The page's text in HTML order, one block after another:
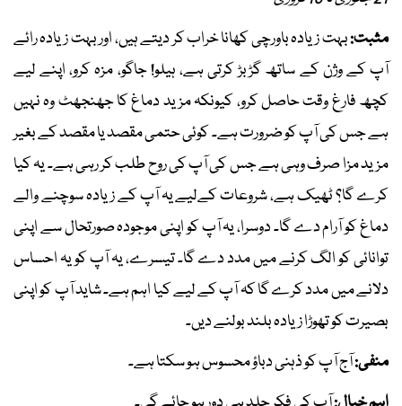
مثبت:بہت زیادہ باورچی کھانا خراب کر دیتے ہیں، اور بہت زیادہ رائے
آپ کے وژن کے ساتھ گڑبڑ کرتی ہے، ہیلو! جاگو، مزہ کرو، اپنے لیے
کچھ فارغ وقت حاصل کرو، کیونکہ مزید دماغ کا جھنجھٹ وہ نہیں
ہے جس کی آپ کو ضرورت ہے۔ کوئی حتمی مقصد یا مقصد کے بغیر
مزید مزا صرف وہی ہے جس کی آپ کی روح طلب کر رہی ہے۔ یہ کیا
کرے گا؟ ٹھیک ہے، شروعات کےلیے یہ آپ کے زیادہ سوچنے والے
دماغ کو آرام دے گا۔ دوسرا، یہ آپ کو اپنی موجودہ صورتحال سے اپنی
توانائی کو الگ کرنے میں مدد دے گا۔ تیسرے، یہ آپ کو یہ احساس
دلانے میں مدد کرے گا کہ آپ کے لیے کیا اہم ہے۔ شاید آپ کو اپنی
بصیرت کو تھوڑا زیادہ بلند بولنے دیں۔
منفی:آج آپ کو ذہنی دباؤ محسوس ہو سکتا ہے۔